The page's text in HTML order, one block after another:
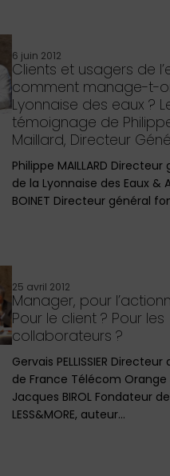
6 juin 2012
Clients et usagers de
comment manage-t-
Lyonnaise des eaux ?
témoignage de
Maillard, Directeur
Philippe MAILLARD Directeur
de la Lyonnaise des Eaux &
BOINET Directeur général
25 avril 2012
Manager, pour
Pour le client ? Pour les
collaborateurs ?
Gervais PELLISSIER
de France Télécom Orange
Jacques BIROL Fondateur de
LESS&MORE, auteur…